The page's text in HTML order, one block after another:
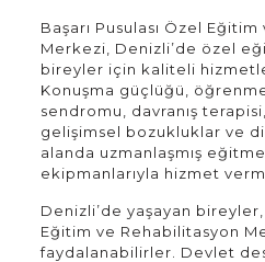
Başarı Pusulası Özel
Merkezi, Denizli’de özel
bireyler için kaliteli
Konuşma güçlüğü,
sendromu, davranış
gelişimsel bozukluklar ve
alanda uzmanlaşmış
ekipmanlarıyla hizmet
Denizli’de yaşayan bireyler,
Eğitim ve Rehabilitasyon
faydalanabilirler. Devlet